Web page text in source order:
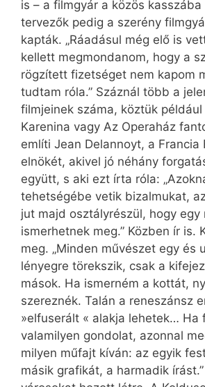
is – a filmgyár a közös
tervezők pedig a szerény
kapták. „Ráadásul még elő is
kellett megmondanom, hogy a
rögzített fizetséget nem kapom
tudtam róla.” Száznál több a
filmjeinek száma, köztük például
Karenina vagy Az Operaház
említi Jean Delannoyt, a Francia
elnökét, akivel jó néhány
együtt, s aki ezt írta róla:
tehetségébe vetik bizalmukat,
jut majd osztályrészül, hogy egy
ismerhetnek meg.” Közben ír is.
meg. „Minden művészet egy és
lényegre törekszik, csak a
mások. Ha ismerném a kottát,
szereznék. Talán a reneszánsz
»elfuserált « alakja lehetek… Ha
valamilyen gondolat, azonnal
milyen műfajt kíván: az egyik
másik grafikát, a harmadik